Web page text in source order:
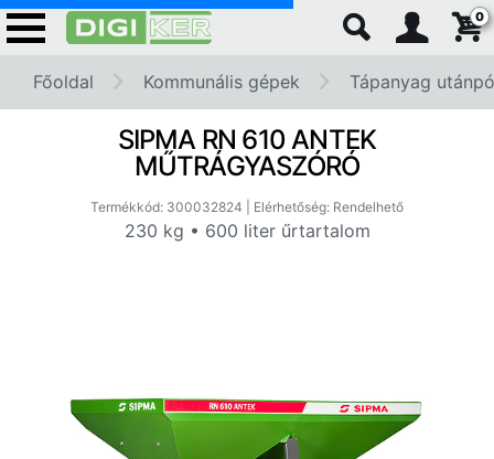
0
Főoldal Kommunális gépek Tápanyag
SIPMA RN 610 ANTEK
MŰTRÁGYASZÓRÓ
Termékkód: 300032824 | Elérhetőség: Rendelhető
230 kg • 600 liter űrtartalom